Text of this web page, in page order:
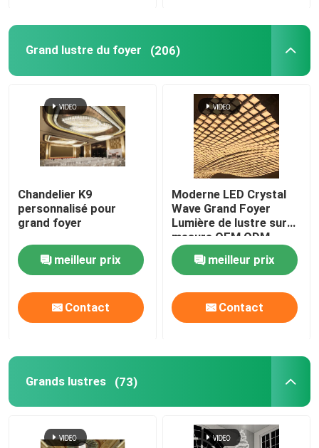
Lumières pendantes de lustre
Chandeliers sur mesure
lumières pendantes faites sur commande
Grand lustre du foyer
Grands lustres
Lustres d'extra large
Des chandeliers de haut plafond
Chandelier d'entrée
Grand lustre du foyer (206)
Chandelier K9
personnalisé pour
grand foyer
meilleur prix
Contact
Moderne LED Crystal
Wave Grand Foyer
Lumière de lustre sur
mesure OEM ODM
meilleur prix
Contact
Grands lustres (73)